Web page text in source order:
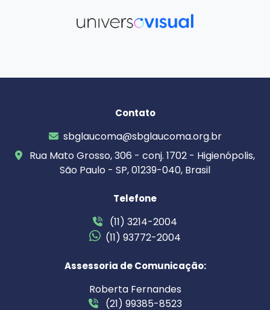
Contato
sbglaucoma@sbglaucoma.org.br
Rua Mato Grosso, 306 - conj. 1702 - Higienópolis,
São Paulo - SP, 01239-040, Brasil
Telefone
(11) 3214-2004
(11) 93772-2004
Assessoria de Comunicação:
Roberta Fernandes
(21) 99385-8523